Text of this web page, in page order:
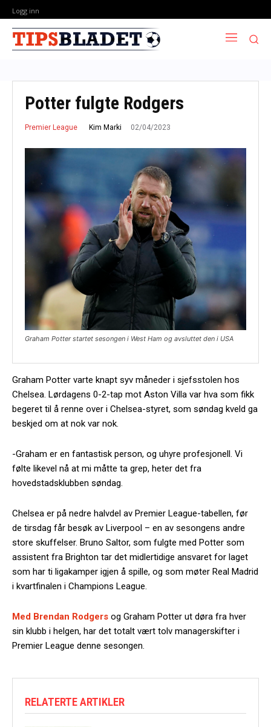
Logg inn
Potter fulgte Rodgers
Premier League Kim Marki 02/04/2023
Graham Potter startet sesongen i West Ham og avsluttet den i USA
Graham Potter varte knapt syv måneder i sjefsstolen hos
Chelsea. Lørdagens 0-2-tap mot Aston Villa var hva som fikk
begeret til å renne over i Chelsea-styret, som søndag kveld ga
beskjed om at nok var nok.
-Graham er en fantastisk person, og uhyre profesjonell. Vi
følte likevel nå at mi måtte ta grep, heter det fra
hovedstadsklubben søndag.
Chelsea er på nedre halvdel av Premier League-tabellen, før
de tirsdag får besøk av Liverpool – en av sesongens andre
store skuffelser. Bruno Saltor, som fulgte med Potter som
assistent fra Brighton tar det midlertidige ansvaret for laget
som har ti ligakamper igjen å spille, og som møter Real Madrid
i kvartfinalen i Champions League.
Med Brendan Rodgers og Graham Potter ut døra fra hver
sin klubb i helgen, har det totalt vært tolv managerskifter i
Premier League denne sesongen.
RELATERTE ARTIKLER